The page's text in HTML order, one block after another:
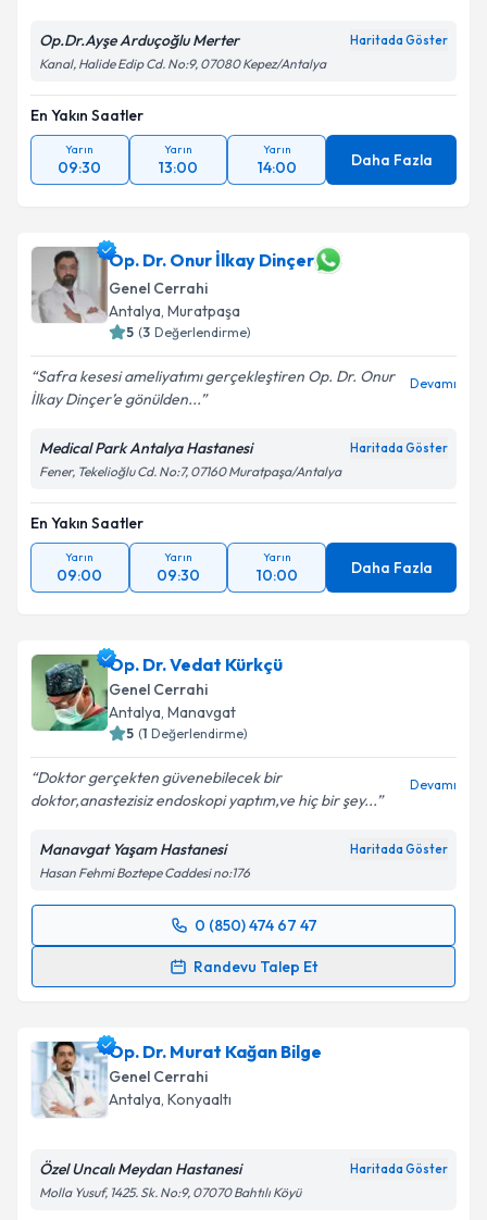
Op.Dr.Ayşe Arduçoğlu Merter Haritada Göster
Kanal, Halide Edip Cd. No:9, 07080 Kepez/Antalya
En Yakın Saatler
Yarın
09:30
Yarın
13:00
Yarın
14:00 Daha Fazla
Op. Dr. Onur İlkay Dinçer
Genel Cerrahi
Antalya, Muratpaşa
5 (3 Değerlendirme)
Safra kesesi ameliyatımı gerçekleştiren Op. Dr. Onur
İlkay Dinçer’e gönülden...
Devamı
Medical Park Antalya Hastanesi Haritada Göster
Fener, Tekelioğlu Cd. No:7, 07160 Muratpaşa/Antalya
En Yakın Saatler
Yarın
09:00
Yarın
09:30
Yarın
10:00 Daha Fazla
Op. Dr. Vedat Kürkçü
Genel Cerrahi
Antalya, Manavgat
5 (1 Değerlendirme)
Doktor gerçekten güvenebilecek bir
doktor,anastezisiz endoskopi yaptım,ve hiç bir şey...
Devamı
Manavgat Yaşam Hastanesi Haritada Göster
Hasan Fehmi Boztepe Caddesi no:176
0 (850) 474 67 47
Randevu Talep Et
Randevu Takvimi Talebi
takvim hazırlandığında e-posta ile bilgilendireceğiz.
E-posta Adresiniz
Kişisel verilerimin işlenmesine ilişkin
Op. Dr. Murat Kağan Bilge
Genel Cerrahi
Antalya, Konyaaltı
Özel Uncalı Meydan Hastanesi Haritada Göster
Molla Yusuf, 1425. Sk. No:9, 07070 Bahtılı Köyü